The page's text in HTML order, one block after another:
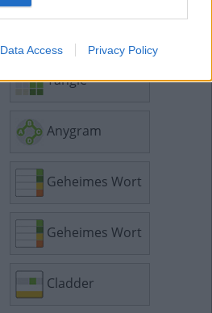
Data Access Privacy Policy
Tangle
Anygram
Geheimes Wort
Geheimes Wort
Cladder